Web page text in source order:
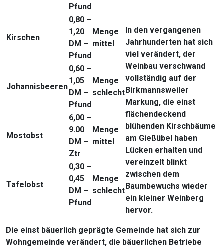
Pfund
Kirschen
0,80 –
1,20
DM –
Pfund
Menge
mittel
Johannisbeeren
0,60 –
1,05
DM –
Pfund
Menge
schlecht
Mostobst
6,00 –
9.00
DM –
Ztr
Menge
mittel
Tafelobst
0,30 –
0,45
DM –
Pfund
Menge
schlecht
In den vergangenen
Jahrhunderten hat sich
viel verändert, der
Weinbau verschwand
vollständig auf der
Birkmannsweiler
Markung, die einst
flächendeckend
blühenden Kirschbäume
am Gießübel haben
Lücken erhalten und
vereinzelt blinkt
zwischen dem
Baumbewuchs wieder
ein kleiner Weinberg
hervor.
Die einst bäuerlich geprägte Gemeinde hat sich zur
Wohngemeinde verändert, die bäuerlichen Betriebe